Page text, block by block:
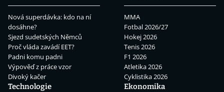
Nová superdávka: kdo na ní
dosáhne?
Sjezd sudetských Němců
Proč vláda zavádí EET?
Padni komu padni
Výpověď z práce vzor
Divoký kačer
MMA
Fotbal 2026/27
Hokej 2026
Tenis 2026
F1 2026
Atletika 2026
Cyklistika 2026
Technologie
Ekonomika